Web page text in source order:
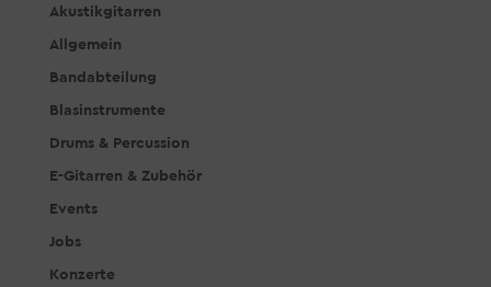
Akustikgitarren
Allgemein
Bandabteilung
Blasinstrumente
Drums & Percussion
E-Gitarren & Zubehör
Events
Jobs
Konzerte